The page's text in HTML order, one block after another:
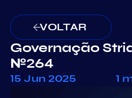
VOLTAR
Governação
№264
15 Jun 2025 1